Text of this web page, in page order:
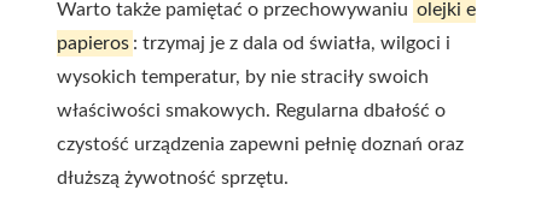
Warto także pamiętać o przechowywaniu olejki e
papieros : trzymaj je z dala od światła, wilgoci i
wysokich temperatur, by nie straciły swoich
właściwości smakowych. Regularna dbałość o
czystość urządzenia zapewni pełnię doznań oraz
dłuższą żywotność sprzętu.